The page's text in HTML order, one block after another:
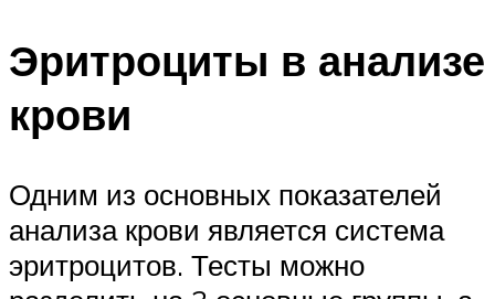
Эритроциты в анализе
крови
Одним из основных показателей
анализа крови является система
эритроцитов. Тесты можно